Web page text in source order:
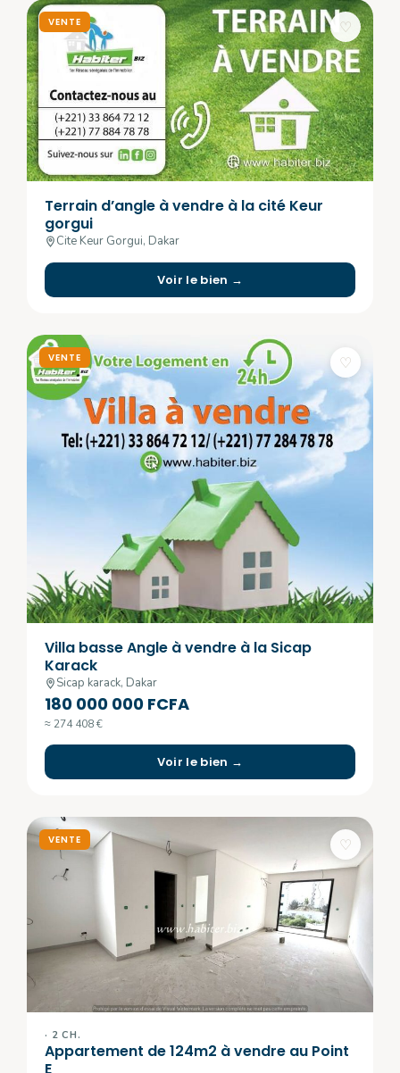
VENTE ♡
Terrain d’angle à vendre à la cité Keur
gorgui
Cite Keur Gorgui, Dakar
Voir le bien →
VENTE ♡
Villa basse Angle à vendre à la Sicap
Karack
Sicap karack, Dakar
180 000 000 FCFA
≈ 274 408 €
Voir le bien →
VENTE ♡
· 2 CH.
Appartement de 124m2 à vendre au Point
E